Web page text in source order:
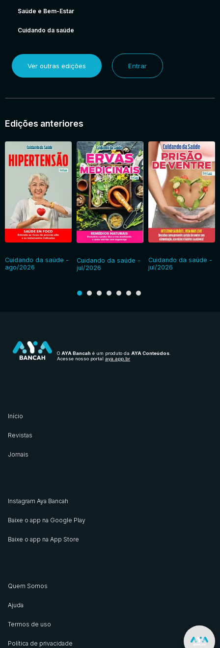
Saúde e Bem-Estar
Cuidando da saúde
Ver outras edições Entrar
Edições anteriores
Cuidando da saúde -
ago/2026
Cuidando da saúde -
jul/2026
Cuidando da saúde -
jul/2026
O AYA Bancah é um produto da AYA Conteúdos
Acesse nosso portal aya.app.br
Início
Revistas
Jornais
Instagram Aya Bancah
Baixe o app na Google Play
Baixe o app na App Store
Quem Somos
Ajuda
Termos de uso
Política de privacidade